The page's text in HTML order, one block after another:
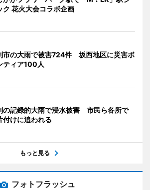
ク 花火大会コラボ企画
市の大雨で被害724件 坂西地区に災害ボ
ティア100人
の記録的大雨で浸水被害 市民ら各所で
付けに追われる
もっと見る
フォトフラッシュ